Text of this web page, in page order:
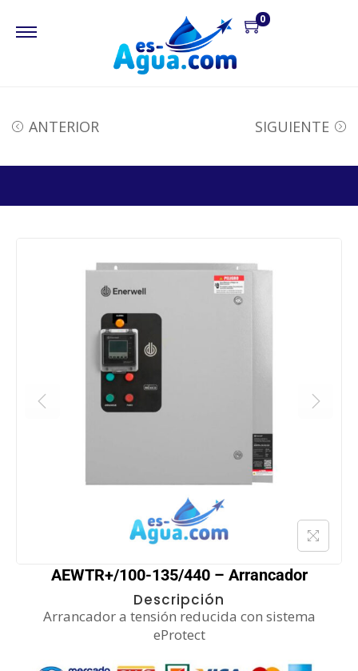
0
ANTERIOR SIGUIENTE
AEWTR+/100-135/440 – Arrancador
Descripción
Arrancador a tensión reducida con sistema
eProtect